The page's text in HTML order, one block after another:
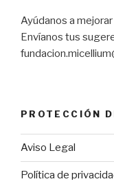
Ayúdanos a
Envíanos tus
PROTECCIÓN
Aviso Legal
Política de